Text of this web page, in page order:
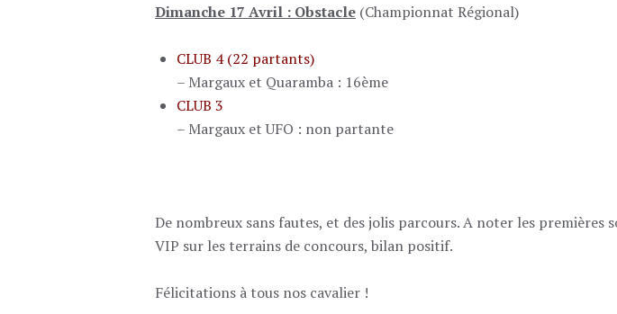
Dimanche 17 Avril : Obstacle (Championnat Régional)
CLUB 4 (22 partants)
– Margaux et Quaramba : 16ème
CLUB 3
– Margaux et UFO : non partante
De nombreux sans fautes, et des jolis parcours. A noter les premières
VIP sur les terrains de concours, bilan positif.
Félicitations à tous nos cavalier !